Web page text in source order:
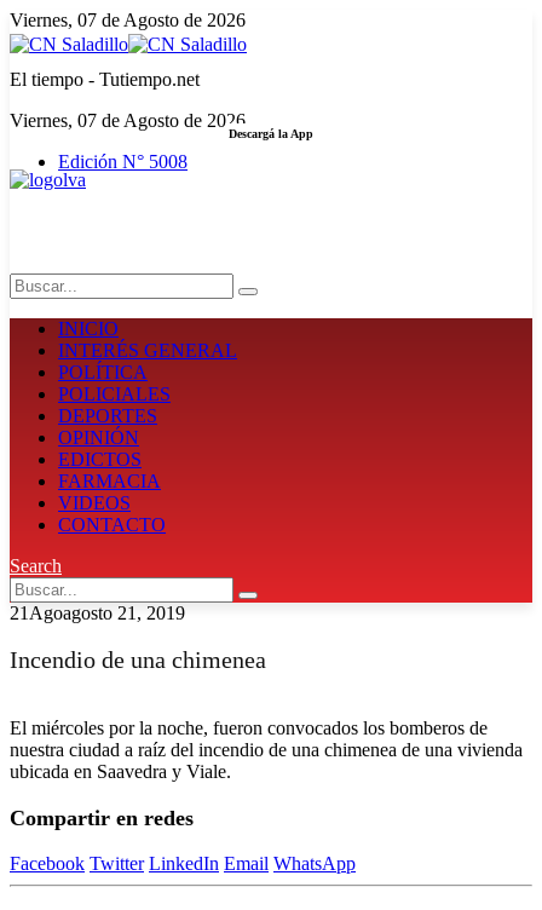
Viernes, 07 de Agosto de 2026
El tiempo - Tutiempo.net
Viernes, 07 de Agosto de 2026
Edición N° 5008
Descargá la App
INICIO
INTERÉS GENERAL
POLÍTICA
POLICIALES
DEPORTES
OPINIÓN
EDICTOS
FARMACIA
VIDEOS
CONTACTO
Search
21 Agoagosto 21, 2019
Incendio de una chimenea
El miércoles por la noche, fueron convocados los bomberos de
nuestra ciudad a raíz del incendio de una chimenea de una vivienda
ubicada en Saavedra y Viale.
Compartir en redes
Facebook Twitter LinkedIn Email WhatsApp